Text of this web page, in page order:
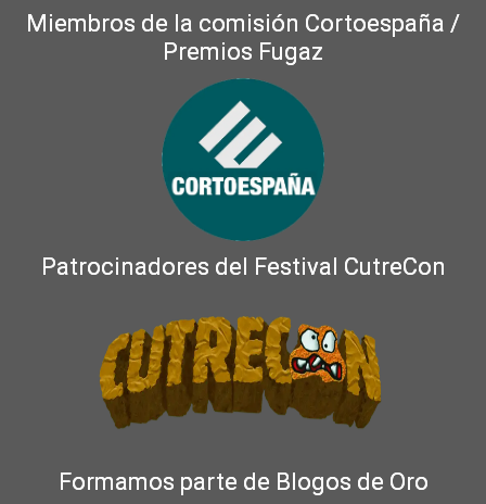
Miembros de la comisión Cortoespaña /
Premios Fugaz
Patrocinadores del Festival CutreCon
Formamos parte de Blogos de Oro